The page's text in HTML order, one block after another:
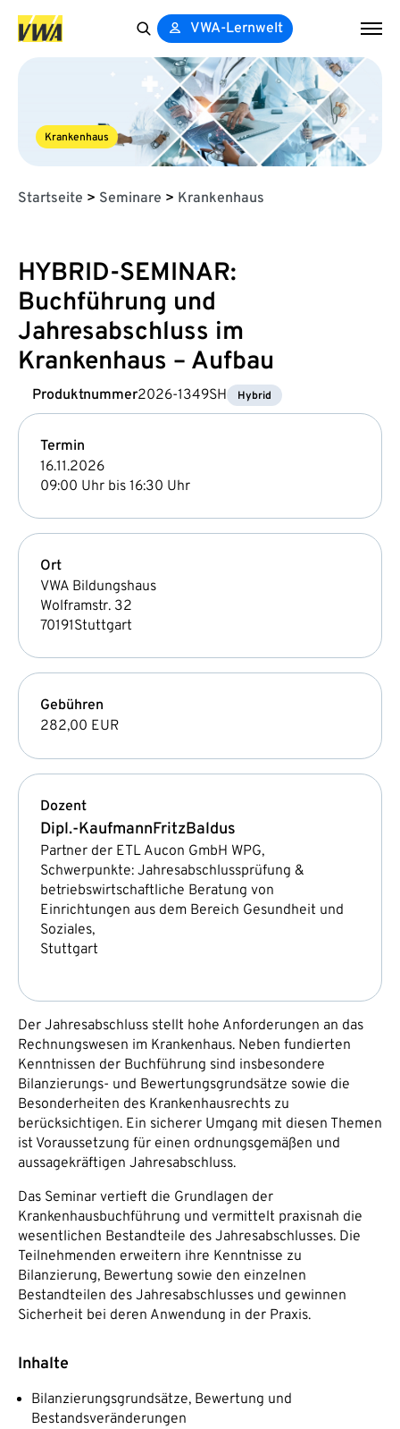
VWA-Lernwelt
Krankenhaus
Startseite > Seminare > Krankenhaus
HYBRID-SEMINAR:
Buchführung und
Jahresabschluss im
Krankenhaus – Aufbau
Produktnummer2026-1349SH Hybrid
Termin
16.11.2026
09:00 Uhr bis 16:30 Uhr
Ort
VWA Bildungshaus
Wolframstr. 32
70191Stuttgart
Gebühren
282,00 EUR
Dozent
Dipl.-KaufmannFritzBaldus
Partner der ETL Aucon GmbH WPG,
Schwerpunkte: Jahresabschlussprüfung &
betriebswirtschaftliche Beratung von
Einrichtungen aus dem Bereich Gesundheit und
Soziales,
Stuttgart
Der Jahresabschluss stellt hohe Anforderungen an das
Rechnungswesen im Krankenhaus. Neben fundierten
Kenntnissen der Buchführung sind insbesondere
Bilanzierungs- und Bewertungsgrundsätze sowie die
Besonderheiten des Krankenhausrechts zu
berücksichtigen. Ein sicherer Umgang mit diesen Themen
ist Voraussetzung für einen ordnungsgemäßen und
aussagekräftigen Jahresabschluss.
Das Seminar vertieft die Grundlagen der
Krankenhausbuchführung und vermittelt praxisnah die
wesentlichen Bestandteile des Jahresabschlusses. Die
Teilnehmenden erweitern ihre Kenntnisse zu
Bilanzierung, Bewertung sowie den einzelnen
Bestandteilen des Jahresabschlusses und gewinnen
Sicherheit bei deren Anwendung in der Praxis.
Inhalte
Bilanzierungsgrundsätze, Bewertung und
Bestandsveränderungen